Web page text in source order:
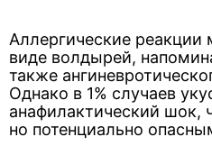
Аллергические реакции
виде волдырей,
также
Однако в 1% случаев
анафилактический шок,
но потенциально